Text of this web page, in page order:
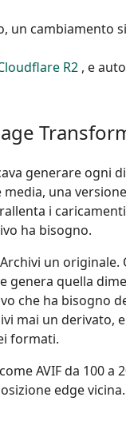
un cambiamento
R2 , e
generare ogni
una
i
ha bisogno.
un
quella
che ha bisogno
mai un derivato,
formati.
AVIF da 100 a
edge vicina.